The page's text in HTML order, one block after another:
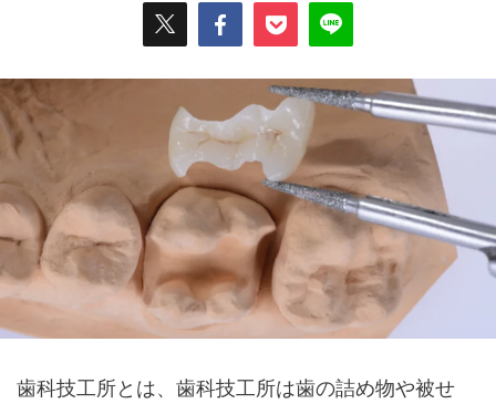
歯科技工所とは、歯科技工所は歯の詰め物や被せ